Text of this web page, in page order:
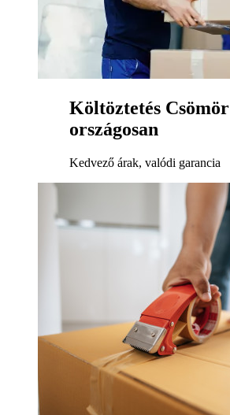
Költöztetés Csömör
országosan
Kedvező árak, valódi garancia